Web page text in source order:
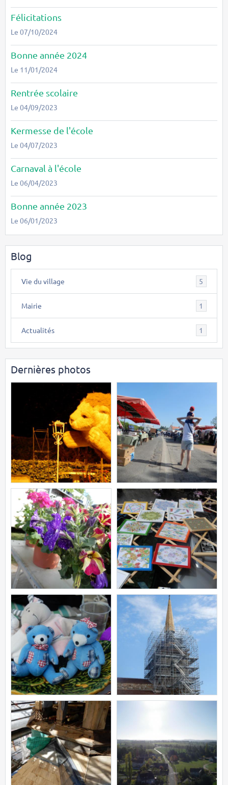
Félicitations
Le 07/10/2024
Bonne année 2024
Le 11/01/2024
Rentrée scolaire
Le 04/09/2023
Kermesse de l'école
Le 04/07/2023
Carnaval à l'école
Le 06/04/2023
Bonne année 2023
Le 06/01/2023
Blog
Vie du village 5
Mairie 1
Actualités 1
Dernières photos